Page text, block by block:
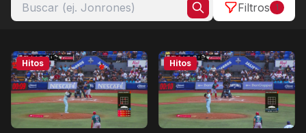
Filtros 1
Hitos Hitos